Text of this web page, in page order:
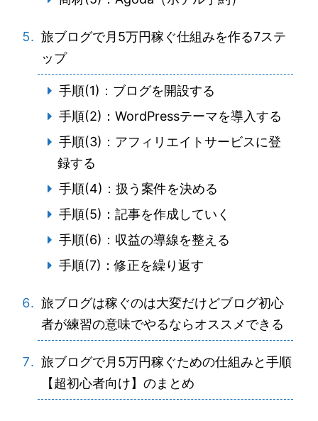
旅ブログで月5万円稼ぐ仕組みを作る7ステ
ップ
手順(1)：ブログを開設する
手順(2)：WordPressテーマを導入する
手順(3)：アフィリエイトサービスに登
録する
手順(4)：扱う案件を決める
手順(5)：記事を作成していく
手順(6)：収益の導線を整える
手順(7)：修正を繰り返す
旅ブログは稼ぐのは大変だけどブログ初心
者が練習の意味でやるならオススメできる
旅ブログで月5万円稼ぐための仕組みと手順
【超初心者向け】のまとめ